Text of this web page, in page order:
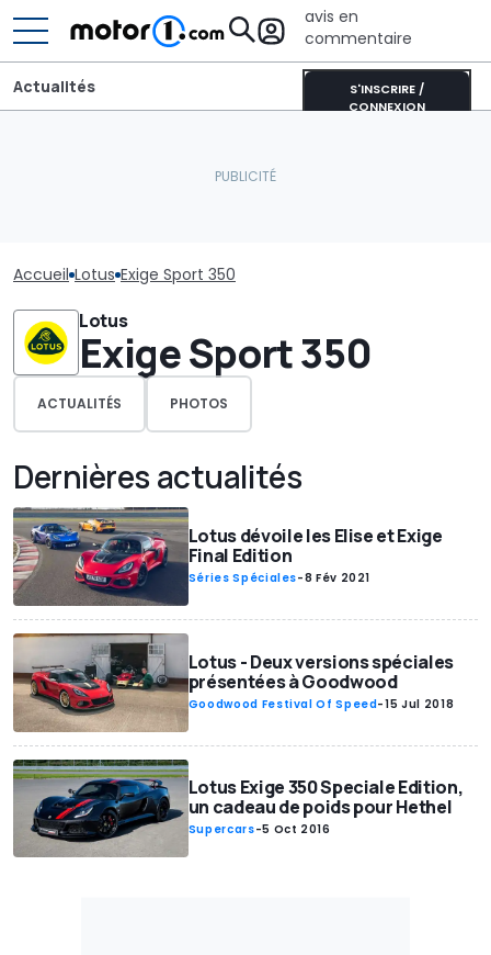
avis en
commentaire
S'INSCRIRE /
CONNEXION
Actualités
Accueil Lotus Exige Sport 350
Lotus
Exige Sport 350
ACTUALITÉS PHOTOS
Dernières actualités
Lotus dévoile les Elise et Exige
Final Edition
Séries Spéciales-8 Fév 2021
Lotus - Deux versions spéciales
présentées à Goodwood
Goodwood Festival Of Speed-15 Jul 2018
Lotus Exige 350 Speciale Edition,
un cadeau de poids pour Hethel
Supercars-5 Oct 2016